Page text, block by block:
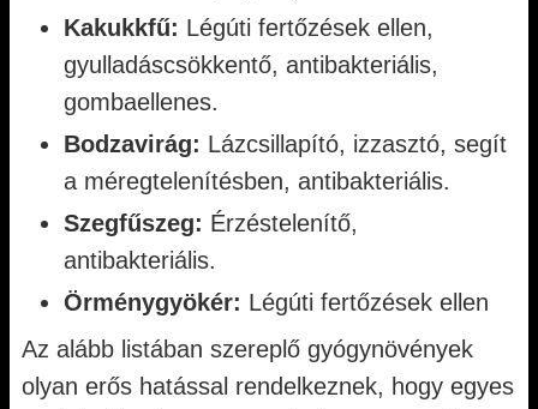
Kakukkfű: Légúti fertőzések ellen,
gyulladáscsökkentő, antibakteriális,
gombaellenes.
Bodzavirág: Lázcsillapító, izzasztó, segít
a méregtelenítésben, antibakteriális.
Szegfűszeg: Érzéstelenítő,
antibakteriális.
Örménygyökér: Légúti fertőzések ellen
Az alább listában szereplő gyógynövények
olyan erős hatással rendelkeznek, hogy egyes